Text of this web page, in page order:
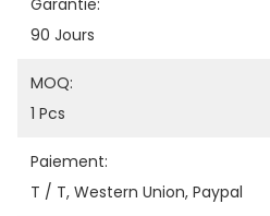
Garantie:
90 Jours
MOQ:
1 Pcs
Paiement:
T / T, Western Union, Paypal